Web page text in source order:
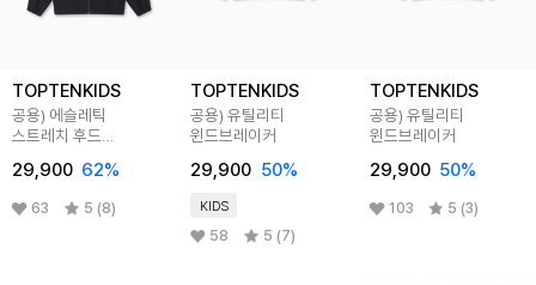
TOPTENKIDS
공용) 에슬레틱
스트레치 후드
29,900 62%
63 5 (8)
TOPTENKIDS
공용) 유틸리티
윈드브레이커
29,900 50%
KIDS
58 5 (7)
TOPTENKIDS
공용) 유틸리티
윈드브레이커
29,900 50%
103 5 (3)